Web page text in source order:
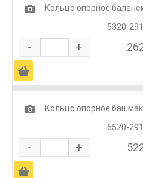
1
Кольцо опорное
5320-
- +
Ä
1
Кольцо опорное
6520-
- +
Ä